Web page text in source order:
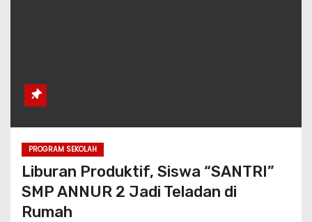
PROGRAM SEKOLAH
Liburan Produktif, Siswa “SANTRI”
SMP ANNUR 2 Jadi Teladan di
Rumah